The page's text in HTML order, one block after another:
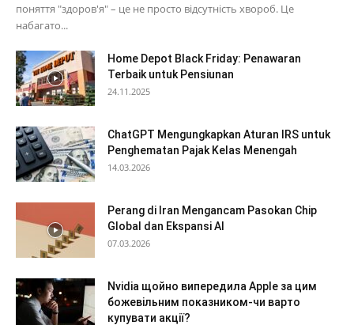
поняття "здоров'я" – це не просто відсутність хвороб. Це
набагато...
Home Depot Black Friday: Penawaran
Terbaik untuk Pensiunan
24.11.2025
ChatGPT Mengungkapkan Aturan IRS untuk
Penghematan Pajak Kelas Menengah
14.03.2026
Perang di Iran Mengancam Pasokan Chip
Global dan Ekspansi AI
07.03.2026
Nvidia щойно випередила Apple за цим
божевільним показником-чи варто
купувати акції?